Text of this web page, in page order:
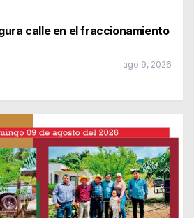
calle en el fraccionamiento
ago 9, 2026